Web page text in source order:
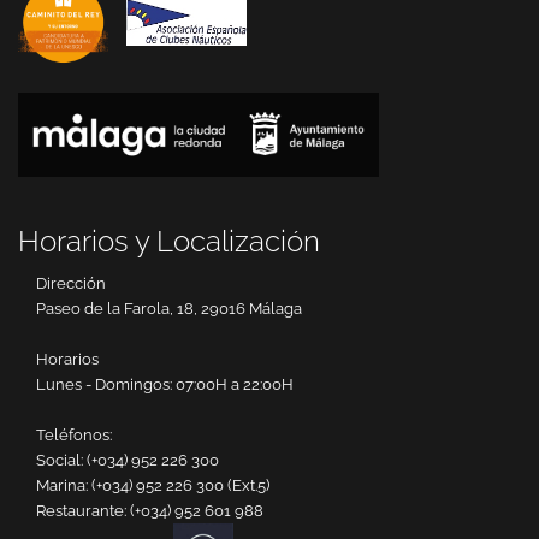
Horarios y Localización
Dirección
Paseo de la Farola, 18, 29016 Málaga
Horarios
Lunes - Domingos: 07:00H a 22:00H
Teléfonos:
Social: (+034) 952 226 300
Marina: (+034) 952 226 300 (Ext.5)
Restaurante: (+034) 952 601 988